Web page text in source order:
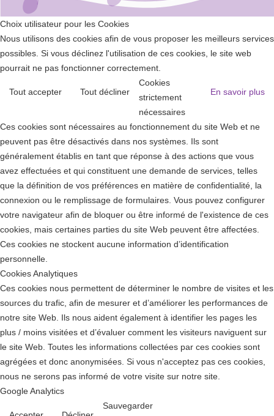
Choix utilisateur pour les Cookies
Nous utilisons des cookies afin de vous proposer les meilleurs services
possibles. Si vous déclinez l'utilisation de ces cookies, le site web
pourrait ne pas fonctionner correctement.
Tout accepter Tout décliner En savoir plus
Cookies
strictement
nécessaires
Ces cookies sont nécessaires au fonctionnement du site Web et ne
peuvent pas être désactivés dans nos systèmes. Ils sont
généralement établis en tant que réponse à des actions que vous
avez effectuées et qui constituent une demande de services, telles
que la définition de vos préférences en matière de confidentialité, la
connexion ou le remplissage de formulaires. Vous pouvez configurer
votre navigateur afin de bloquer ou être informé de l'existence de ces
cookies, mais certaines parties du site Web peuvent être affectées.
Ces cookies ne stockent aucune information d’identification
personnelle.
Cookies Analytiques
Ces cookies nous permettent de déterminer le nombre de visites et les
sources du trafic, afin de mesurer et d’améliorer les performances de
notre site Web. Ils nous aident également à identifier les pages les
plus / moins visitées et d’évaluer comment les visiteurs naviguent sur
le site Web. Toutes les informations collectées par ces cookies sont
agrégées et donc anonymisées. Si vous n'acceptez pas ces cookies,
nous ne serons pas informé de votre visite sur notre site.
Google Analytics
Sauvegarder